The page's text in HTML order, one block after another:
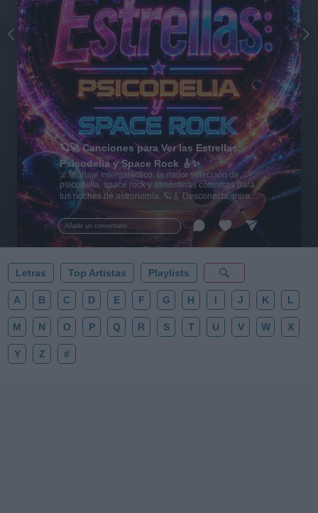
Añadir un comentario ...
🪐🚀 Canciones para Ver las Estrellas:
Psicodelia y Space Rock 🎸✨
🌌🚀 Viaje intergaláctico: la mejor selección de
psicodelia, space rock y atmósferas cósmicas para
tus noches de astronomía. 🪐🎸 Desconecta, mira
al firmamento y siente la gravedad cero. 💾 ¡Guarda
esta colección para tu próxima noche estrellada!
✨⭐
Letras Top Artistas Playlists
A B C D E F G H I J K L
M N O P Q R S T U V W X
Y Z #